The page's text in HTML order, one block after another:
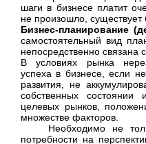
шаги в бизнесе платит
не произошло, существует
Бизнес-планирование
самостоятельный вид
непосредственно связана
В условиях рынка
успеха в бизнесе, если
развития, не
собственных состоянии
целевых рынков,
множестве факторов.
Необходимо не
потребности на